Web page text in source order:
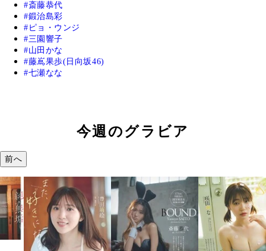
斎藤恭代
鍛治島彩
ピョ・ウンジ
三園響子
山田かな
藤嶌果歩(日向坂46)
七瀬なな
今週のグラビア
前へ